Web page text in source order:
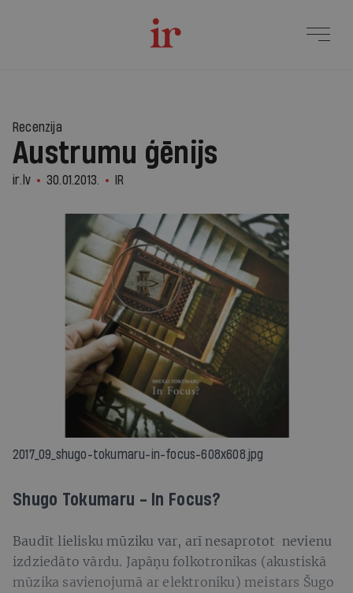
Recenzija
Austrumu ģēnijs
ir.lv 30.01.2013. IR
2017_09_shugo-tokumaru-in-focus-608x608.jpg
Shugo Tokumaru - In Focus?
Baudīt lielisku mūziku var, arī nesaprotot nevienu
izdziedāto vārdu. Japāņu folkotronikas (akustiskā
mūzika savienojumā ar elektroniku) meistars Šugo